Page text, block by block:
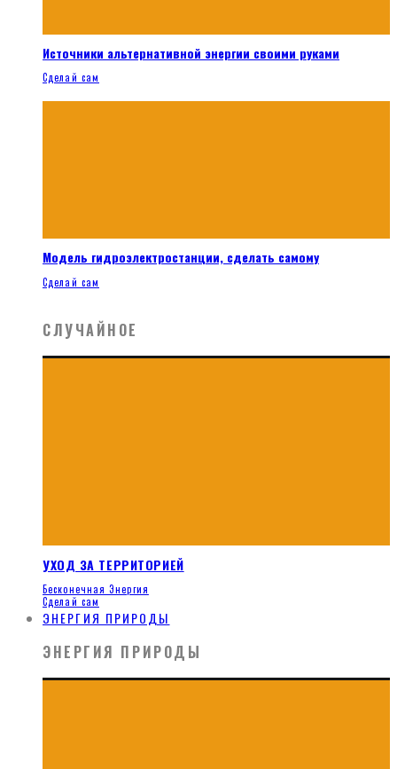
Источники альтернативной энергии своими руками
Сделай сам
Модель гидроэлектростанции, сделать самому
Сделай сам
СЛУЧАЙНОЕ
УХОД ЗА ТЕРРИТОРИЕЙ
Бесконечная Энергия
Сделай сам
ЭНЕРГИЯ ПРИРОДЫ
ЭНЕРГИЯ ПРИРОДЫ